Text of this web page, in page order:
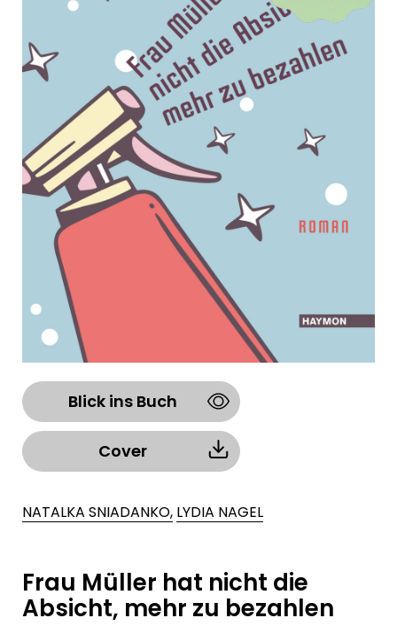
Blick ins Buch
Cover
NATALKA SNIADANKO, LYDIA NAGEL
Frau Müller hat nicht die
Absicht, mehr zu bezahlen